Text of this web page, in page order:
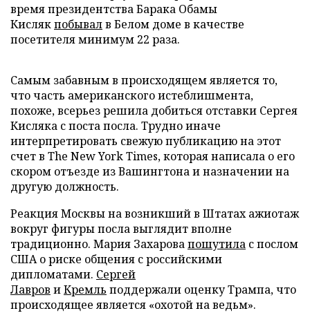
время президентства Барака Обамы
Кислякпобывалв Белом доме в качестве
посетителя минимум 22 раза.
Самым забавным в происходящем является то,
что часть американского истеблишмента,
похоже, всерьез решила добиться отставки Сергея
Кисляка с поста посла. Трудно иначе
интерпретировать свежую публикацию на этот
счет в The New York Times, которая написала о его
скором отъезде из Вашингтона и назначении на
другую должность.
Реакция Москвы на возникший в Штатах ажиотаж
вокруг фигуры посла выглядит вполне
традиционно. Мария Захаровапошутила с послом
США о риске общения с российскими
дипломатами. Сергей
Лавров иКремль поддержали оценку Трампа, что
происходящее является «охотой на ведьм».